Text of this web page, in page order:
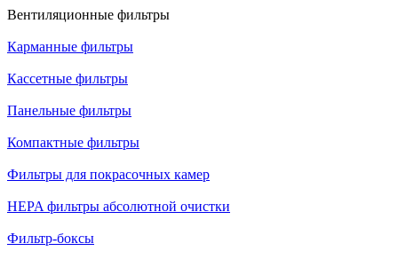
Вентиляционные фильтры
Карманные фильтры
Кассетные фильтры
Панельные фильтры
Компактные фильтры
Фильтры для покрасочных камер
HEPA фильтры абсолютной очистки
Фильтр-боксы